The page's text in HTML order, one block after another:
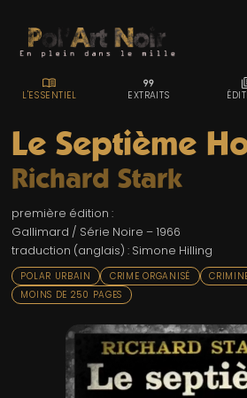
ACCUEIL
TROMBINO
INDEX
RECHERCHE
LIENS & FESTIVALS
UN POLAR AU HASARD
Le Septième
Richard Stark
première édition :
Gallimard / Série Noire – 1966
traduction (anglais) : Simone Hilling
POLAR URBAIN CRIME ORGANISÉ
MOINS DE 250 PAGES
MENU_BOOK
L'ESSENTIEL
FORMAT_QUOTE
EXTRAITS